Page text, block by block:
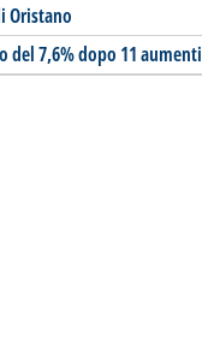
Oristano
del 7,6% dopo 11 aumenti